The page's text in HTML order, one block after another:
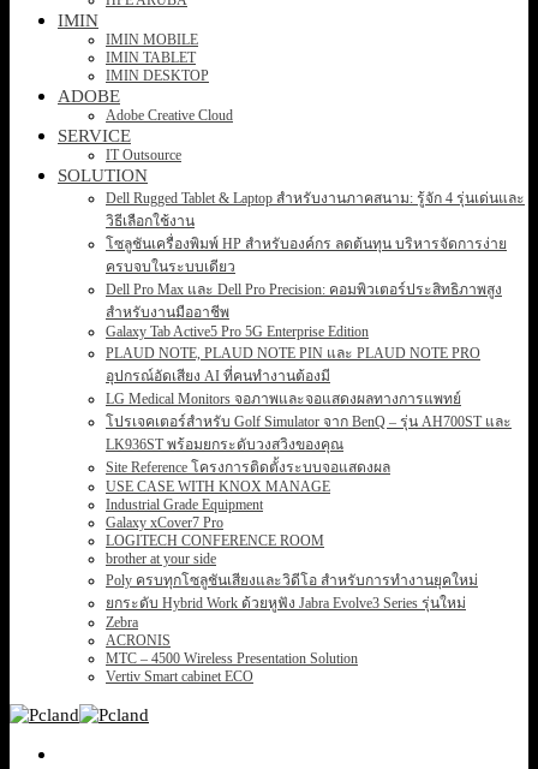
IMIN
IMIN MOBILE
IMIN TABLET
IMIN DESKTOP
ADOBE
Adobe Creative Cloud
SERVICE
IT Outsource
SOLUTION
Dell Rugged Tablet & Laptop สำหรับงานภาคสนาม: รู้จัก 4 รุ่นเด่นและ
วิธีเลือกใช้งาน
โซลูชันเครื่องพิมพ์ HP สำหรับองค์กร ลดต้นทุน บริหารจัดการง่าย
ครบจบในระบบเดียว
Dell Pro Max และ Dell Pro Precision: คอมพิวเตอร์ประสิทธิภาพสูง
สำหรับงานมืออาชีพ
Galaxy Tab Active5 Pro 5G Enterprise Edition
PLAUD NOTE, PLAUD NOTE PIN และ PLAUD NOTE PRO
อุปกรณ์อัดเสียง AI ที่คนทำงานต้องมี
LG Medical Monitors จอภาพและจอแสดงผลทางการแพทย์
โปรเจคเตอร์สำหรับ Golf Simulator จาก BenQ – รุ่น AH700ST และ
LK936ST พร้อมยกระดับวงสวิงของคุณ
Site Reference โครงการติดตั้งระบบจอแสดงผล
USE CASE WITH KNOX MANAGE
Industrial Grade Equipment
Galaxy xCover7 Pro
LOGITECH CONFERENCE ROOM
brother at your side
Poly ครบทุกโซลูชันเสียงและวิดีโอ สำหรับการทำงานยุคใหม่
ยกระดับ Hybrid Work ด้วยหูฟัง Jabra Evolve3 Series รุ่นใหม่
Zebra
ACRONIS
MTC – 4500 Wireless Presentation Solution
Vertiv Smart cabinet ECO